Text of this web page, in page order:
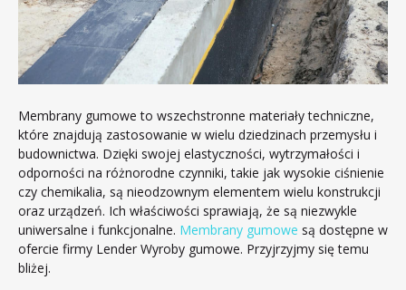
Membrany gumowe to wszechstronne materiały techniczne,
które znajdują zastosowanie w wielu dziedzinach przemysłu i
budownictwa. Dzięki swojej elastyczności, wytrzymałości i
odporności na różnorodne czynniki, takie jak wysokie ciśnienie
czy chemikalia, są nieodzownym elementem wielu konstrukcji
oraz urządzeń. Ich właściwości sprawiają, że są niezwykle
uniwersalne i funkcjonalne. Membrany gumowe są dostępne w
ofercie firmy Lender Wyroby gumowe. Przyjrzyjmy się temu
bliżej.